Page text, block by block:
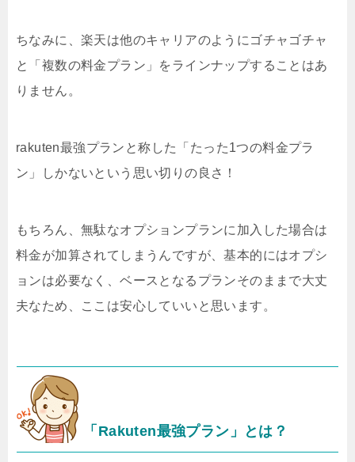
ちなみに、楽天は他のキャリアのようにゴチャゴチャ
と「複数の料金プラン」をラインナップすることはあ
りません。
rakuten最強プランと称した「たった1つの料金プラ
ン」しかないという思い切りの良さ！
もちろん、無駄なオプションプランに加入した場合は
料金が加算されてしまうんですが、基本的にはオプシ
ョンは必要なく、ベースとなるプランそのままで大丈
夫なため、ここは安心していいと思います。
「Rakuten最強プラン」とは？